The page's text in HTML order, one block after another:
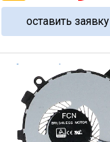
оставить заявку